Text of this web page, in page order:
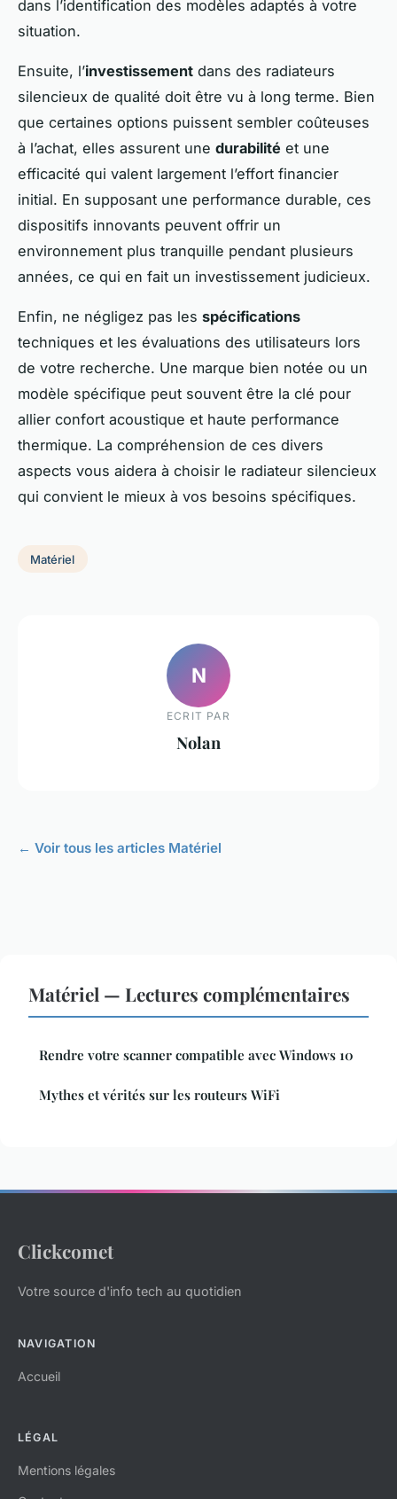
dans l’identification des modèles adaptés à votre
situation.
Ensuite, l’investissement dans des radiateurs
silencieux de qualité doit être vu à long terme. Bien
que certaines options puissent sembler coûteuses
à l’achat, elles assurent une durabilité et une
efficacité qui valent largement l’effort financier
initial. En supposant une performance durable, ces
dispositifs innovants peuvent offrir un
environnement plus tranquille pendant plusieurs
années, ce qui en fait un investissement judicieux.
Enfin, ne négligez pas les spécifications
techniques et les évaluations des utilisateurs lors
de votre recherche. Une marque bien notée ou un
modèle spécifique peut souvent être la clé pour
allier confort acoustique et haute performance
thermique. La compréhension de ces divers
aspects vous aidera à choisir le radiateur silencieux
qui convient le mieux à vos besoins spécifiques.
Matériel
N
ECRIT PAR
Nolan
← Voir tous les articles Matériel
Matériel — Lectures complémentaires
Rendre votre scanner compatible avec Windows 10
Mythes et vérités sur les routeurs WiFi
Clickcomet
Votre source d'info tech au quotidien
NAVIGATION
Accueil
LÉGAL
Mentions légales